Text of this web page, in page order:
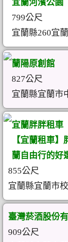
宜蘭河濱公園
799公尺
宜蘭縣260宜
蘭陽原創館
827公尺
宜蘭縣宜蘭市
宜蘭胖胖租車
【宜蘭租車
蘭自由行的好
855公尺
宜蘭縣宜蘭市
臺灣菸酒股份
909公尺